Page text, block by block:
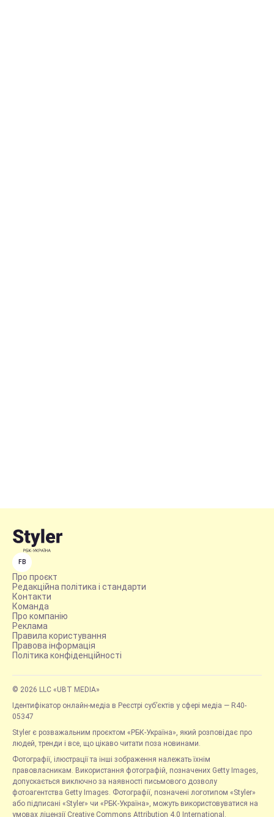
FB
Про проєкт
Редакційна політика і стандарти
Контакти
Команда
Про компанію
Реклама
Правила користування
Правова інформація
Політика конфіденційності
© 2026 LLC «UBT MEDIA»
Ідентифікатор онлайн-медіа в Реєстрі суб’єктів у сфері медіа — R40-
05347
Styler є розважальним проєктом «РБК-Україна», який розповідає про
людей, тренди і все, що цікаво читати поза новинами.
Фотографії, ілюстрації та інші зображення належать їхнім
правовласникам. Використання фотографій, позначених Getty Images,
допускається виключно за наявності письмового дозволу
фотоагентства Getty Images. Фотографії, позначені логотипом «Styler»
або підписані «Styler» чи «РБК-Україна», можуть використовуватися на
умовах ліцензії Creative Commons Attribution 4.0 International.